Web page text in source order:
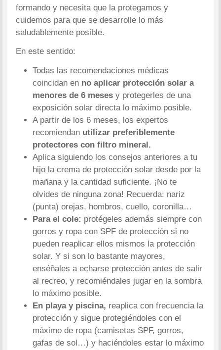
formando y necesita que la protegamos y
cuidemos para que se desarrolle lo más
saludablemente posible.
En este sentido:
Todas las recomendaciones médicas
coincidan en no aplicar protección solar a
menores de 6 meses y protegerles de una
exposición solar directa lo máximo posible.
A partir de los 6 meses, los expertos
recomiendan utilizar preferiblemente
protectores con filtro mineral.
Aplica siguiendo los consejos anteriores a tu
hijo la crema de protección solar desde por la
mañana y la cantidad suficiente. ¡No te
olvides de ninguna zona! Recuerda: nariz
(punta) orejas, hombros, cuello, coronilla…
Para el cole: protégeles además siempre con
gorros y ropa con SPF de protección si no
pueden reaplicar ellos mismos la protección
solar. Y si son lo bastante mayores,
enséñales a echarse protección antes de salir
al recreo, y recomiéndales jugar en la sombra
lo máximo posible.
En playa y piscina, reaplica con frecuencia la
protección y sigue protegiéndoles con el
máximo de ropa (camisetas SPF, gorros,
gafas de sol…) y haciéndoles estar lo máximo